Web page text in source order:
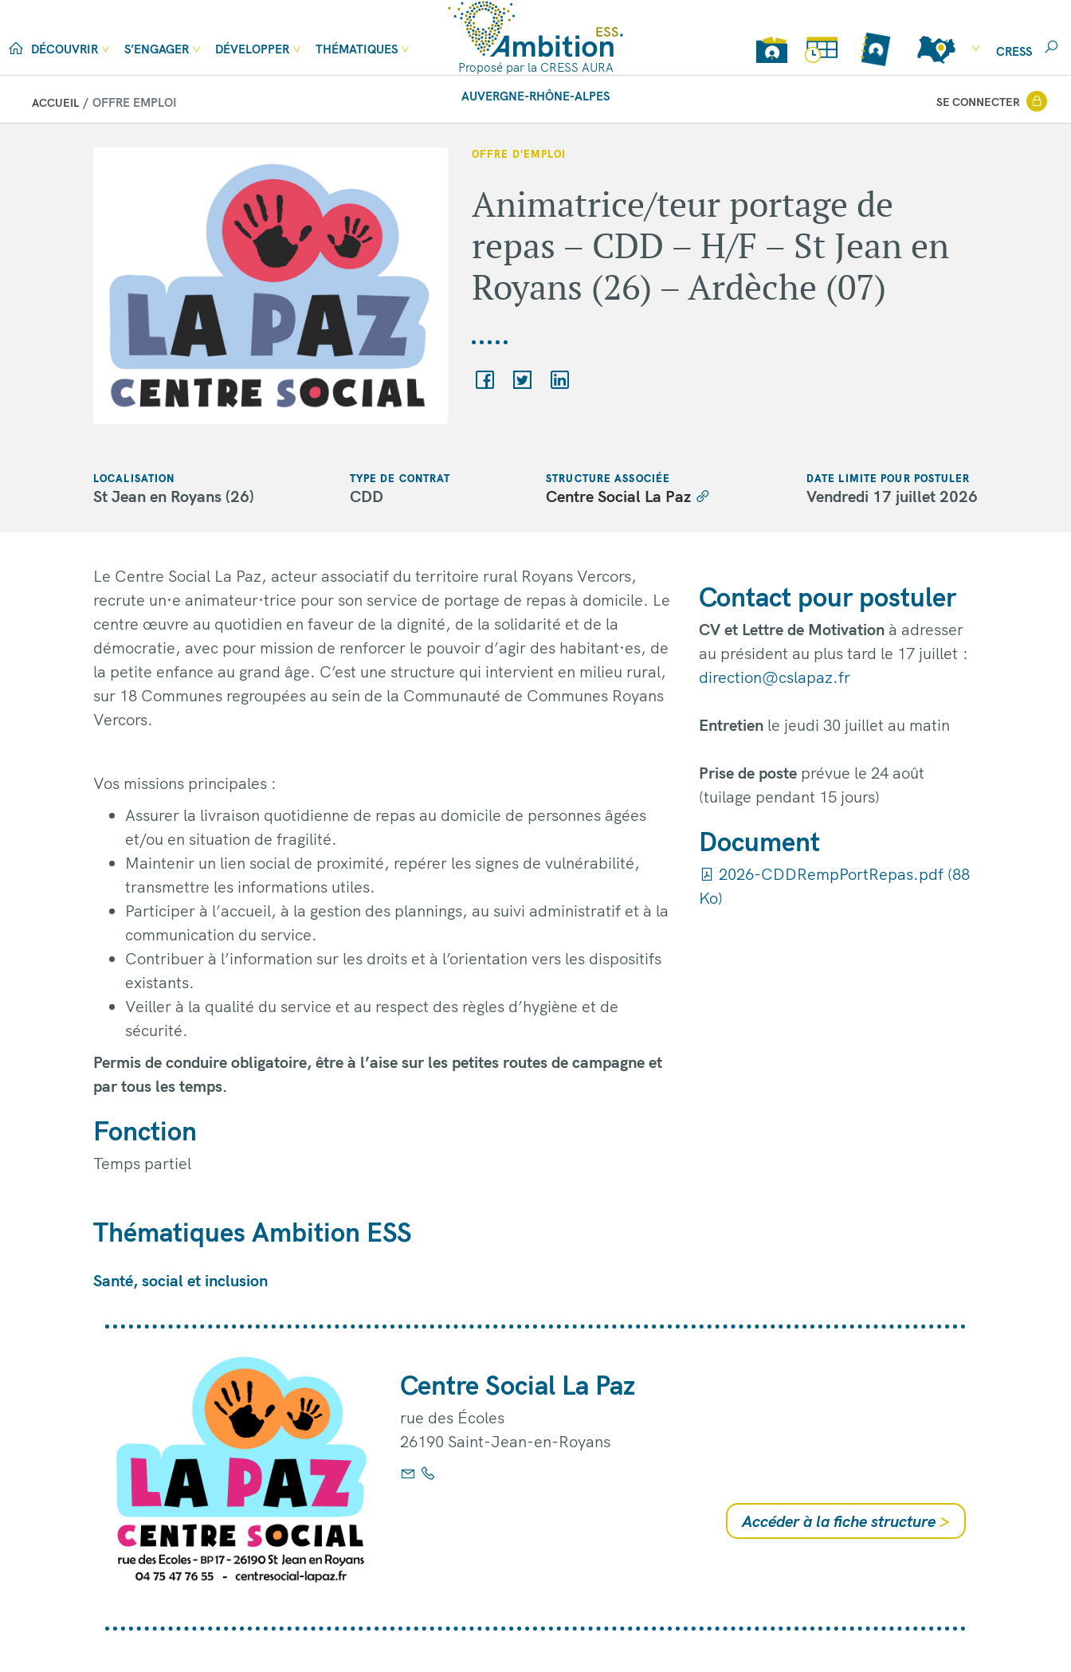
DÉCOUVRIR S’ENGAGER DÉVELOPPER
THÉMATIQUES
Proposé par la CRESS AURA
CRESS
ACCUEIL OFFRE EMPLOI AUVERGNE-RHÔNE-ALPES SE CONNECTER
OFFRE D'EMPLOI
Animatrice/teur portage de
repas – CDD – H/F – St Jean en
Royans (26) – Ardèche (07)
LOCALISATION
St Jean en Royans (26)
TYPE DE CONTRAT
CDD
STRUCTURE ASSOCIÉE
Centre Social La Paz
DATE LIMITE POUR POSTULER
Vendredi 17 juillet 2026
Le Centre Social La Paz, acteur associatif du territoire rural Royans Vercors,
recrute un·e animateur·trice pour son service de portage de repas à domicile. Le
centre œuvre au quotidien en faveur de la dignité, de la solidarité et de la
démocratie, avec pour mission de renforcer le pouvoir d’agir des habitant·es, de
la petite enfance au grand âge. C’est une structure qui intervient en milieu rural,
sur 18 Communes regroupées au sein de la Communauté de Communes Royans
Vercors.
Vos missions principales :
Assurer la livraison quotidienne de repas au domicile de personnes âgées
et/ou en situation de fragilité.
Maintenir un lien social de proximité, repérer les signes de vulnérabilité,
transmettre les informations utiles.
Participer à l’accueil, à la gestion des plannings, au suivi administratif et à la
communication du service.
Contribuer à l’information sur les droits et à l’orientation vers les dispositifs
existants.
Veiller à la qualité du service et au respect des règles d’hygiène et de
sécurité.
Permis de conduire obligatoire, être à l’aise sur les petites routes de campagne et
par tous les temps.
Fonction
Temps partiel
Contact pour postuler
CV et Lettre de Motivation à adresser
au président au plus tard le 17 juillet :
direction@cslapaz.fr
Entretien le jeudi 30 juillet au matin
Prise de poste prévue le 24 août
(tuilage pendant 15 jours)
Document
2026-CDDRempPortRepas.pdf (88
Ko)
Thématiques Ambition ESS
Santé, social et inclusion
Centre Social La Paz
rue des Écoles
26190 Saint-Jean-en-Royans
Accéder à la fiche structure >